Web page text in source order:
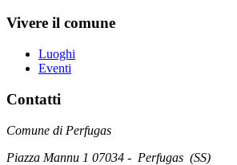
Vivere il comune
Luoghi
Eventi
Contatti
Comune di Perfugas
Piazza Mannu 1 07034 - Perfugas (SS)